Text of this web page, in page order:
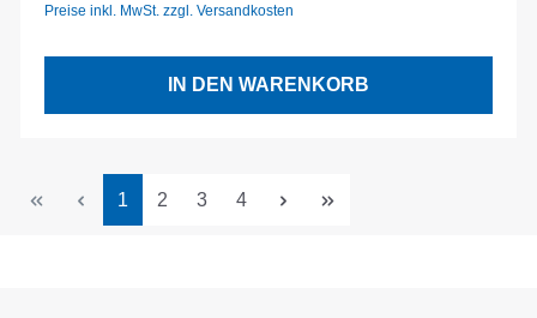
Preise inkl. MwSt. zzgl. Versandkosten
IN DEN WARENKORB
Seite
1 Seite
2 Seite
3 Seite
4